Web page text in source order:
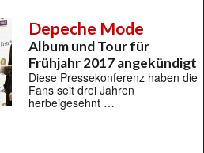
Depeche Mode
Album und Tour für
Frühjahr 2017 angekündigt
Diese Pressekonferenz haben die
Fans seit drei Jahren
herbeigesehnt …